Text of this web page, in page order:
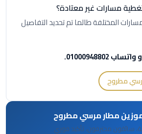
مسارات غير معتادة؟
المختلفة طالما تم تحديد التفاصيل
مطروح
مطار مرسي مطروح
سائقون محترفون، تأكيد فوري